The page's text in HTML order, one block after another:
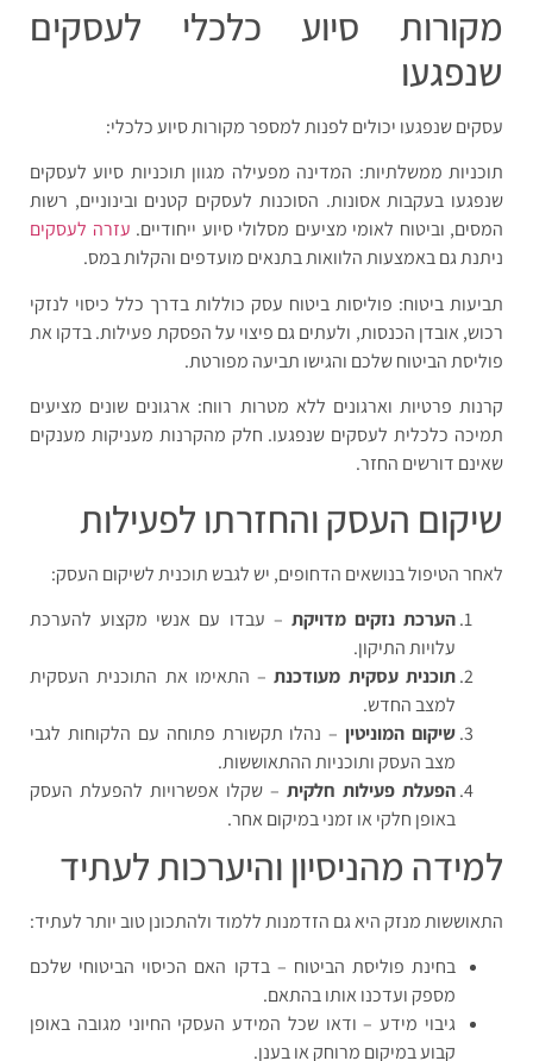
מקורות סיוע כלכלי לעסקים
שנפגעו
עסקים שנפגעו יכולים לפנות למספר מקורות סיוע כלכלי:
תוכניות ממשלתיות: המדינה מפעילה מגוון תוכניות סיוע לעסקים
שנפגעו בעקבות אסונות. הסוכנות לעסקים קטנים ובינוניים, רשות
המסים, וביטוח לאומי מציעים מסלולי סיוע ייחודיים. עזרה לעסקים
ניתנת גם באמצעות הלוואות בתנאים מועדפים והקלות במס.
תביעות ביטוח: פוליסות ביטוח עסק כוללות בדרך כלל כיסוי לנזקי
רכוש, אובדן הכנסות, ולעתים גם פיצוי על הפסקת פעילות. בדקו את
פוליסת הביטוח שלכם והגישו תביעה מפורטת.
קרנות פרטיות וארגונים ללא מטרות רווח: ארגונים שונים מציעים
תמיכה כלכלית לעסקים שנפגעו. חלק מהקרנות מעניקות מענקים
שאינם דורשים החזר.
שיקום העסק והחזרתו לפעילות
לאחר הטיפול בנושאים הדחופים, יש לגבש תוכנית לשיקום העסק:
הערכת נזקים מדויקת – עבדו עם אנשי מקצוע להערכת
עלויות התיקון.
תוכנית עסקית מעודכנת– התאימו את התוכנית העסקית
למצב החדש.
שיקום המוניטין– נהלו תקשורת פתוחה עם הלקוחות לגבי
מצב העסק ותוכניות ההתאוששות.
הפעלת פעילות חלקית – שקלו אפשרויות להפעלת העסק
באופן חלקי או זמני במיקום אחר.
למידה מהניסיון והיערכות לעתיד
התאוששות מנזק היא גם הזדמנות ללמוד ולהתכונן טוב יותר לעתיד:
בחינת פוליסת הביטוח – בדקו האם הכיסוי הביטוחי שלכם
מספק ועדכנו אותו בהתאם.
גיבוי מידע – ודאו שכל המידע העסקי החיוני מגובה באופן
קבוע במיקום מרוחק או בענן.